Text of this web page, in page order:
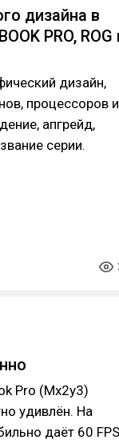
дизайна в
PRO, ROG
дизайн,
процессоров и
апгрейд,
серии.
Pro (Mx2y3)
удивлён. На
даёт 60